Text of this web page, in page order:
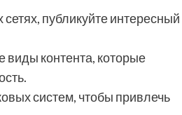
публикуйте интересный
виды контента, которые
систем, чтобы привлечь